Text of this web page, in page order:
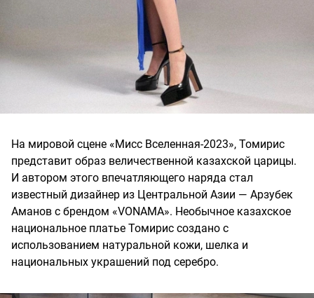
На мировой сцене «Мисс Вселенная-2023», Томирис
представит образ величественной казахской царицы.
И автором этого впечатляющего наряда стал
известный дизайнер из Центральной Азии — Арзубек
Аманов с брендом «VONAMA». Необычное казахское
национальное платье Томирис создано с
использованием натуральной кожи, шелка и
национальных украшений под серебро.